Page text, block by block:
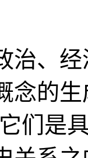
治、
念的
们是